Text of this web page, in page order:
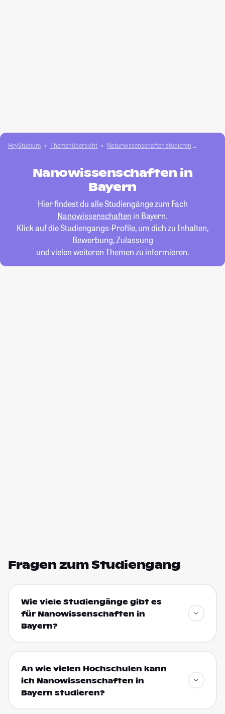
HeyStudium Themenübersicht Natur­wissenschaften studieren
Nanowissenschaften in
Bayern
Hier findest du alle Studiengänge zum Fach
Nanowissenschaften in Bayern.
Klick auf die Studiengangs-Profile, um dich zu Inhalten,
Bewerbung, Zulassung
und vielen weiteren Themen zu informieren.
Fragen zum Studiengang
Wie viele Studiengänge gibt es
für Nanowissenschaften in
Bayern?
An wie vielen Hochschulen kann
ich Nanowissenschaften in
Bayern studieren?